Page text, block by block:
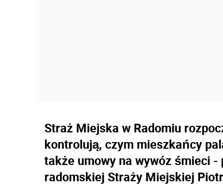
Straż Miejska w Radomiu
kontrolują, czym mieszkańcy
także umowy na wywóz śmieci
radomskiej Straży Miejskiej